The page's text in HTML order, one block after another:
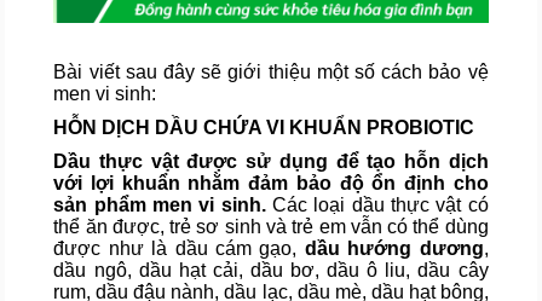
Bài viết sau đây sẽ giới thiệu một số cách bảo vệ
men vi sinh:
HỖN DỊCH DẦU CHỨA VI KHUẨN PROBIOTIC
Dầu thực vật được sử dụng để tạo hỗn dịch
với lợi khuẩn nhằm đảm bảo độ ổn định cho
sản phẩm men vi sinh.Các loại dầu thực vật có
thể ăn được, trẻ sơ sinh và trẻ em vẫn có thể dùng
được như là dầu cám gạo, dầu hướng dương,
dầu ngô, dầu hạt cải, dầu bơ, dầu ô liu, dầu cây
rum, dầu đậu nành, dầu lạc, dầu mè, dầu hạt bông,